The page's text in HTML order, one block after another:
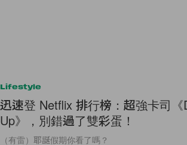
Lifestyle
迅速登 Netflix 排行榜：超強卡司
Up》，別錯過了雙彩蛋！
（有雷）耶誕假期你看了嗎？